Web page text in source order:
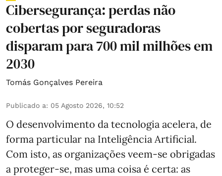
Cibersegurança: perdas não
cobertas por seguradoras
disparam para 700 mil milhões em
2030
Tomás Gonçalves Pereira
Publicado a: 05 Agosto 2026, 10:52
O desenvolvimento da tecnologia acelera, de
forma particular na Inteligência Artificial.
Com isto, as organizações veem-se obrigadas
a proteger-se, mas uma coisa é certa: as